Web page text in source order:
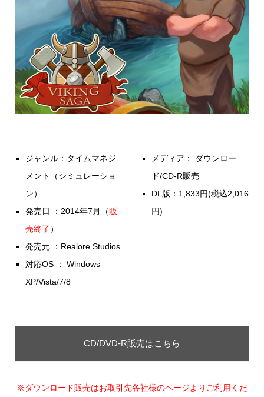
ジャンル：タイムマネジ
メント（シミュレーショ
ン）
発売日 ：2014年7月（販
売終了 ）
発売元 ：Realore Studios
対応OS ： Windows
XP/Vista/7/8
メディア： ダウンロー
ド/CD-R販売
DL版：1,833円(税込2,016
円)
CD/DVD-R販売はこちら
※ダウンロード販売はお取引先各社様のページよりご利用くだ